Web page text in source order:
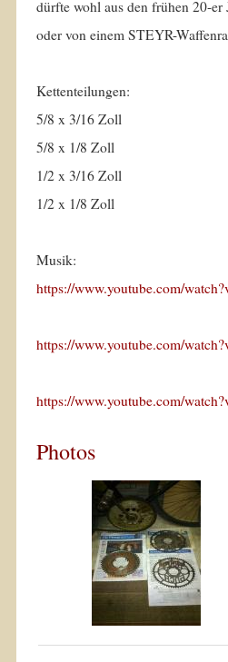
dürfte wohl aus den frühen 20-er
oder von einem STEYR-
Kettenteilungen:
5/8 x 3/16 Zoll
5/8 x 1/8 Zoll
1/2 x 3/16 Zoll
1/2 x 1/8 Zoll
Musik:
https://www.youtube.com/
https://www.youtube.com/
https://www.youtube.com/
Photos